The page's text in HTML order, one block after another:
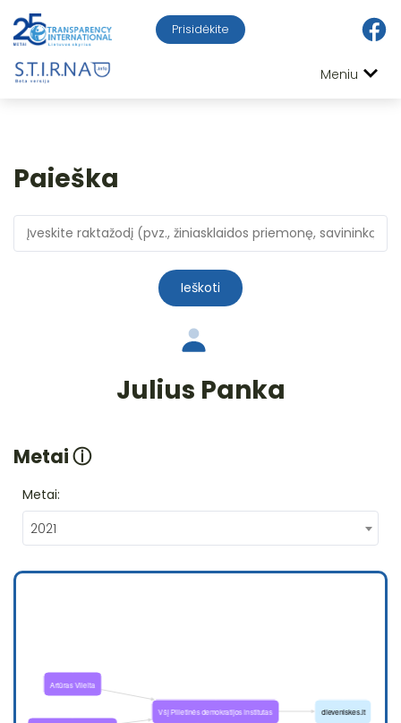
Prisidėkite
Meniu
Paieška
Ieškoti
Julius Panka
Metaiⓘ
Metai:
2021